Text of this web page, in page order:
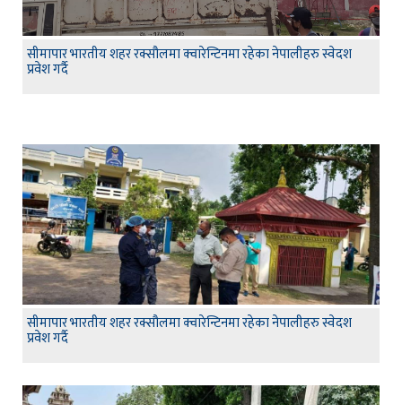
सीमापार भारतीय शहर रक्सौलमा क्वारेन्टिनमा रहेका नेपालीहरु स्वेदश
प्रवेश गर्दै
सीमापार भारतीय शहर रक्सौलमा क्वारेन्टिनमा रहेका नेपालीहरु स्वेदश
प्रवेश गर्दै